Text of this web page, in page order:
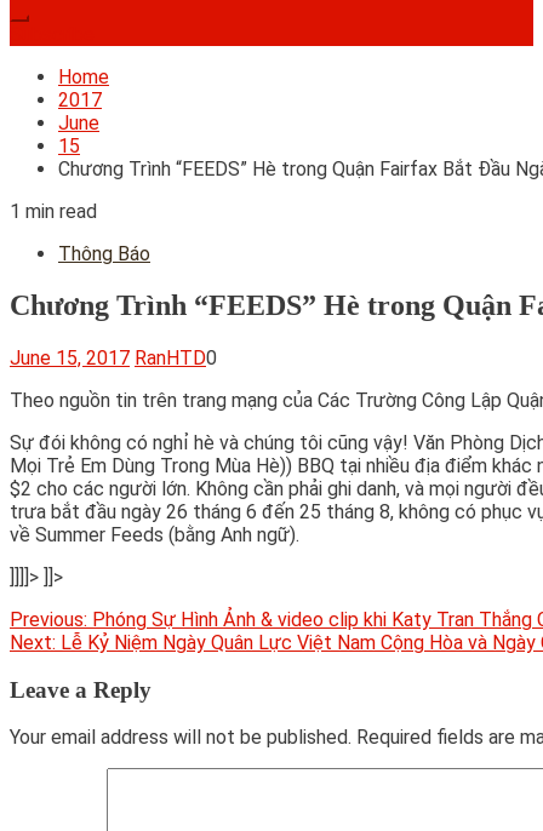
Home
2017
June
15
Chương Trình “FEEDS” Hè trong Quận Fairfax Bắt Đầu
1 min read
Thông Báo
Chương Trình “FEEDS” Hè trong Quận
June 15, 2017 RanHTD0
Theo nguồn tin trên trang mạng của Các Trường Công Lập
Sự đói không có nghỉ hè và chúng tôi cũng vậy! Văn Phòng
Mọi Trẻ Em Dùng Trong Mùa Hè)) BBQ tại nhiều địa điểm
$2 cho các người lớn. Không cần phải ghi danh, và mọi người
trưa bắt đầu ngày 26 tháng 6 đến 25 tháng 8, không có phục
về Summer Feeds (bằng Anh ngữ).
]]]]> ]]>
Post
navigation
Previous: Phóng Sự Hình Ảnh & video clip khi Katy Tran
Next: Lễ Kỷ Niệm Ngày Quân Lực Việt Nam Cộng Hòa và
Leave a Reply
Your email address will not be published. Required fields are